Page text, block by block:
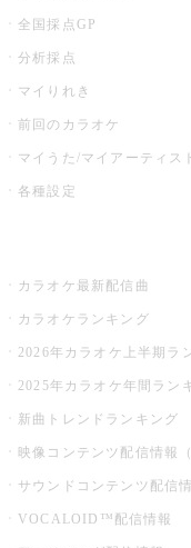
全国採点GP
分析採点
マイりれき
前回のカラオケ
マイうた/マイアーティス
各種設定
カラオケ最新配信曲
カラオケランキング
2026年カラオケ上半期ラ
2025年カラオケ年間ラン
新曲トレンドランキング
映像コンテンツ配信情報
サウンドコンテンツ配信
VOCALOID™配信情報